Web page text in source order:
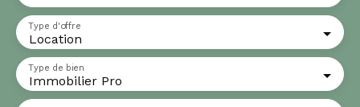
Location
Type d'offre
Immobilier Pro
Type de bien